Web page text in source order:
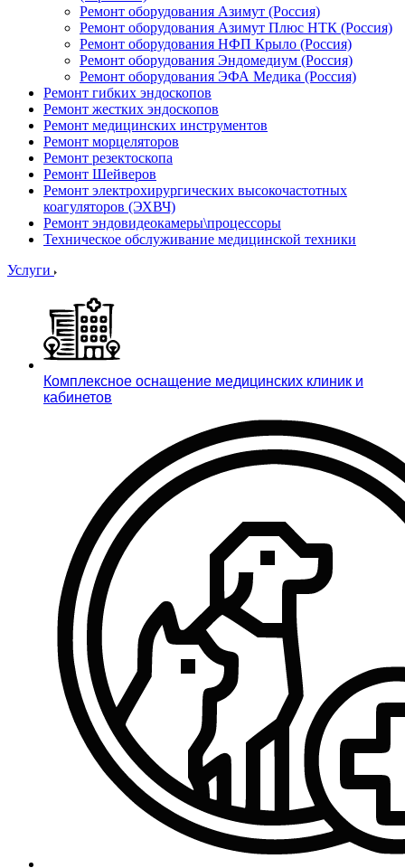
Ремонт оборудования Азимут (Россия)
Ремонт оборудования Азимут Плюс НТК (Россия)
Ремонт оборудования НФП Крыло (Россия)
Ремонт оборудования Эндомедиум (Россия)
Ремонт оборудования ЭФА Медика (Россия)
Ремонт гибких эндоскопов
Ремонт жестких эндоскопов
Ремонт медицинских инструментов
Ремонт морцеляторов
Ремонт резектоскопа
Ремонт Шейверов
Ремонт электрохирургических высокочастотных
коагуляторов (ЭХВЧ)
Ремонт эндовидеокамеры\процессоры
Техническое обслуживание медицинской техники
Услуги
Комплексное оснащение медицинских клиник и
кабинетов